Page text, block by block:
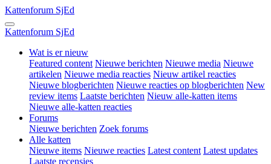
Kattenforum SjEd
Kattenforum SjEd
Wat is er nieuw
Featured content Nieuwe berichten Nieuwe media Nieuwe
artikelen Nieuwe media reacties Nieuw artikel reacties
Nieuwe blogberichten Nieuwe reacties op blogberichten New
review items Laatste berichten Nieuw alle-katten items
Nieuwe alle-katten reacties
Forums
Nieuwe berichten Zoek forums
Alle katten
Nieuwe items Nieuwe reacties Latest content Latest updates
Laatste recensies